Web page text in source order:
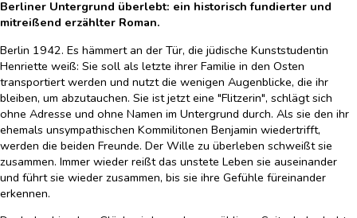
Berliner Untergrund überlebt: ein historisch fundierter und
mitreißend erzählter Roman.
Berlin 1942. Es hämmert an der Tür, die jüdische Kunststudentin
Henriette weiß: Sie soll als letzte ihrer Familie in den Osten
transportiert werden und nutzt die wenigen Augenblicke, die ihr
bleiben, um abzutauchen. Sie ist jetzt eine "Flitzerin", schlägt sich
ohne Adresse und ohne Namen im Untergrund durch. Als sie den ihr
ehemals unsympathischen Kommilitonen Benjamin wiedertrifft,
werden die beiden Freunde. Der Wille zu überleben schweißt sie
zusammen. Immer wieder reißt das unstete Leben sie auseinander
und führt sie wieder zusammen, bis sie ihre Gefühle füreinander
erkennen.